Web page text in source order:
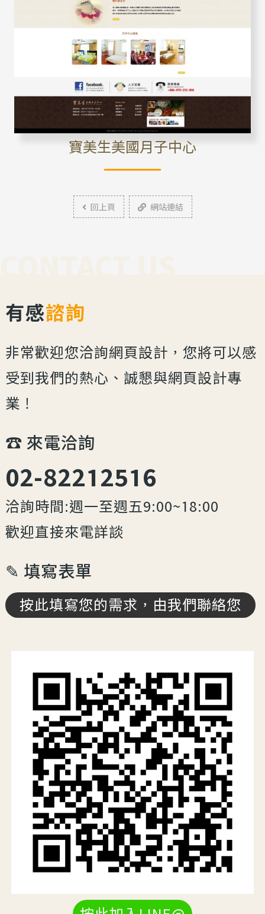
寶美生美國月子中心
回上頁 網站連結
有感諮詢
非常歡迎您洽詢網頁設計，您將可以感
受到我們的熱心、誠懇與網頁設計專
業！
☎︎ 來電洽詢
02-82212516
洽詢時間:週一至週五9:00~18:00
歡迎直接來電詳談
✎ 填寫表單
按此填寫您的需求，由我們聯絡您